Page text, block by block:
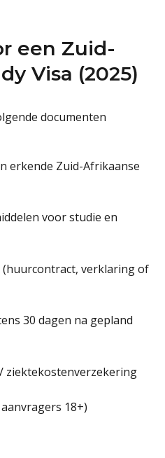
een Zuid-
Visa (2025)
documenten
erkende Zuid-Afrikaanse
voor studie en
(huurcontract, verklaring of
30 dagen na gepland
ziektekostenverzekering
18+)